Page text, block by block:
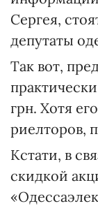
Сергея,
депутаты
Так вот,
грн. Хотя
риелторов,
Кстати, в
скидкой